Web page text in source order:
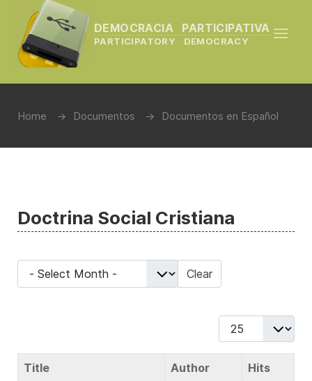
DEMOCRACIA PARTICIPATIVA
PARTICIPATORY DEMOCRACY
Home Documentos Documentos en Español
Doctrina Social Cristiana
- Select Month - Clear
Display #
Title Author Hits